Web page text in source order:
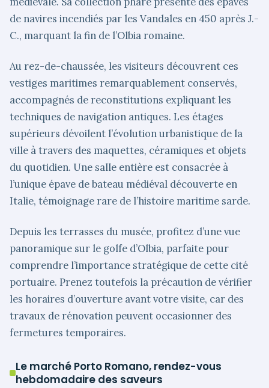
de navires incendiés par les Vandales en 450 après J.-
C., marquant la fin de l’Olbia romaine.
Au rez-de-chaussée, les visiteurs découvrent ces
vestiges maritimes remarquablement conservés,
accompagnés de reconstitutions expliquant les
techniques de navigation antiques. Les étages
supérieurs dévoilent l’évolution urbanistique de la
ville à travers des maquettes, céramiques et objets
du quotidien. Une salle entière est consacrée à
l’unique épave de bateau médiéval découverte en
Italie, témoignage rare de l’histoire maritime sarde.
Depuis les terrasses du musée, profitez d’une vue
panoramique sur le golfe d’Olbia, parfaite pour
comprendre l’importance stratégique de cette cité
portuaire. Prenez toutefois la précaution de vérifier
les horaires d’ouverture avant votre visite, car des
travaux de rénovation peuvent occasionner des
fermetures temporaires.
Le marché Porto Romano, rendez-vous
hebdomadaire des saveurs